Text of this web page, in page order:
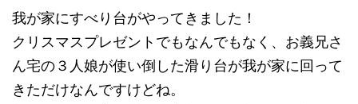
我が家にすべり台がやってきました！
クリスマスプレゼントでもなんでもなく、お義兄さ
ん宅の３人娘が使い倒した滑り台が我が家に回って
きただけなんですけどね。